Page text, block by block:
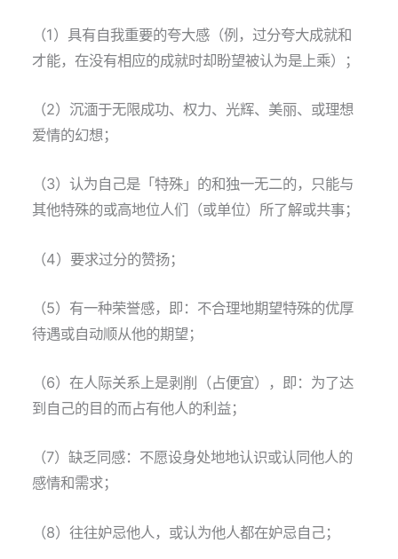
（1）具有自我重要的夸大感（例，过分夸大成就和
才能，在没有相应的成就时却盼望被认为是上乘）；
（2）沉湎于无限成功、权力、光辉、美丽、或理想
爱情的幻想；
（3）认为自己是「特殊」的和独一无二的，只能与
其他特殊的或高地位人们（或单位）所了解或共事；
（4）要求过分的赞扬；
（5）有一种荣誉感，即：不合理地期望特殊的优厚
待遇或自动顺从他的期望；
（6）在人际关系上是剥削（占便宜），即：为了达
到自己的目的而占有他人的利益；
（7）缺乏同感：不愿设身处地地认识或认同他人的
感情和需求；
（8）往往妒忌他人，或认为他人都在妒忌自己；